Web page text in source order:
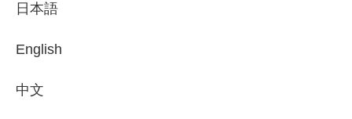
日本語
English
中文